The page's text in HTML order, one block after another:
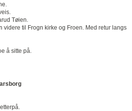
Tøien.
til Frogn kirke og Froen. Med retur langs
å sitte på.